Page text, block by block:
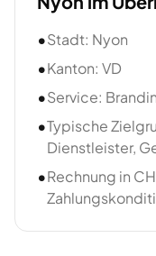
•Stadt: Nyon
•Kanton: VD
•Service:
•Typische
Dienstleister,
•Rechnung in